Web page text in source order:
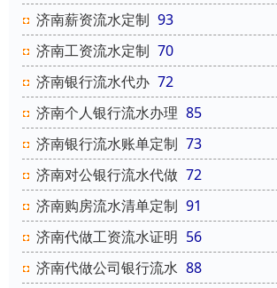
济南薪资流水定制 93
济南工资流水定制 70
济南银行流水代办 72
济南个人银行流水办理 85
济南银行流水账单定制 73
济南对公银行流水代做 72
济南购房流水清单定制 91
济南代做工资流水证明 56
济南代做公司银行流水 88